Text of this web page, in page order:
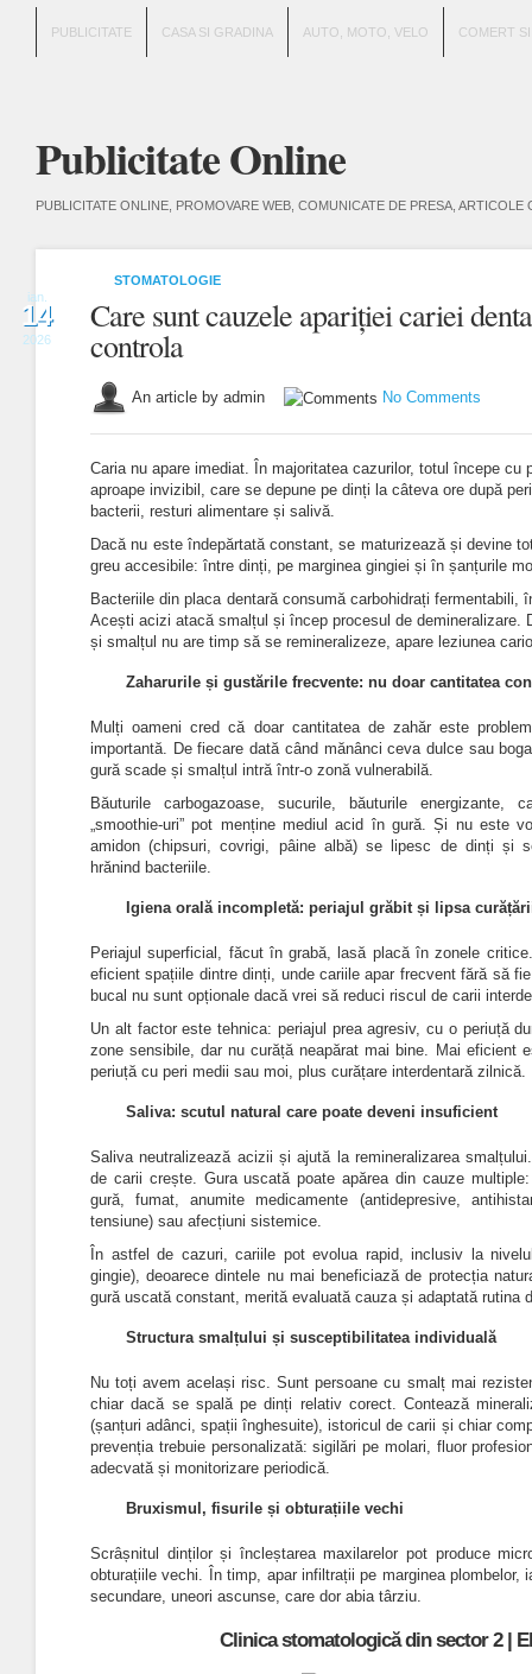
Publicitate Online
PUBLICITATE ONLINE, PROMOVARE WEB, COMUNICATE DE PRESA,
PUBLICITATE CASA SI GRADINA AUTO, MOTO, VELO COMERT
ian.
14
2026
STOMATOLOGIE
Care sunt cauzele apariției cariei
controla
An article by admin No Comments
Caria nu apare imediat. În majoritatea cazurilor, totul începe cu
aproape invizibil, care se depune pe dinți la câteva ore după
bacterii, resturi alimentare și salivă.
Dacă nu este îndepărtată constant, se maturizează și devine
greu accesibile: între dinți, pe marginea gingiei și în șanțurile
Bacteriile din placa dentară consumă carbohidrați fermentabili,
Acești acizi atacă smalțul și încep procesul de demineralizare.
și smalțul nu are timp să se remineralizeze, apare leziunea
Zaharurile și gustările frecvente: nu doar cantitatea
Mulți oameni cred că doar cantitatea de zahăr este
importantă. De fiecare dată când mănânci ceva dulce sau
gură scade și smalțul intră într-o zonă vulnerabilă.
Băuturile carbogazoase, sucurile, băuturile energizante,
„smoothie-uri” pot menține mediul acid în gură. Și nu este
amidon (chipsuri, covrigi, pâine albă) se lipesc de dinți și
hrănind bacteriile.
Igiena orală incompletă: periajul grăbit și lipsa
Periajul superficial, făcut în grabă, lasă placă în zonele
eficient spațiile dintre dinți, unde cariile apar frecvent fără să
bucal nu sunt opționale dacă vrei să reduci riscul de carii
Un alt factor este tehnica: periajul prea agresiv, cu o periuță
zone sensibile, dar nu curăță neapărat mai bine. Mai eficient
periuță cu peri medii sau moi, plus curățare interdentară zilnică.
Saliva: scutul natural care poate deveni insuficient
Saliva neutralizează acizii și ajută la remineralizarea
de carii crește. Gura uscată poate apărea din cauze
gură, fumat, anumite medicamente (antidepresive,
tensiune) sau afecțiuni sistemice.
În astfel de cazuri, cariile pot evolua rapid, inclusiv la
gingie), deoarece dintele nu mai beneficiază de protecția
gură uscată constant, merită evaluată cauza și adaptată rutina
Structura smalțului și susceptibilitatea individuală
Nu toți avem același risc. Sunt persoane cu smalț mai
chiar dacă se spală pe dinți relativ corect. Contează
(șanțuri adânci, spații înghesuite), istoricul de carii și chiar
prevenția trebuie personalizată: sigilări pe molari, fluor
adecvată și monitorizare periodică.
Bruxismul, fisurile și obturațiile vechi
Scrâșnitul dinților și încleștarea maxilarelor pot produce
obturațiile vechi. În timp, apar infiltrații pe marginea plombelor,
secundare, uneori ascunse, care dor abia târziu.
Clinica stomatologică din sector 2 |